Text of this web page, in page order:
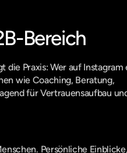
Bereich
Praxis: Wer auf Instagram
wie Coaching, Beratung,
für Vertrauensaufbau
Persönliche